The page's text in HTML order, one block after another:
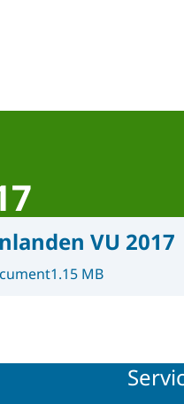
VU 2017
1.15 MB